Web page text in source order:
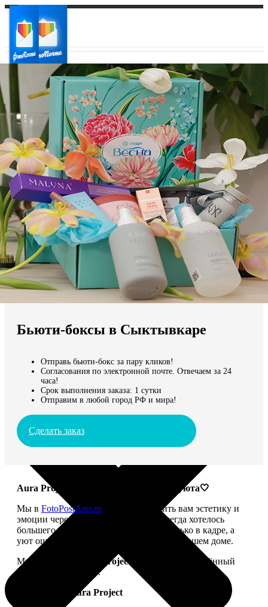
Ваш город:
Ваш регион доставки
Выберите из списка:
Мы доставляем по всему миру
Бьюти-боксы в Сыктывкаре
Отправь бьюти-бокс за пару кликов!
Согласования по электронной почте. Отвечаем за 24
часа!
Срок выполнения заказа: 1 сутки
Отправим в любой город РФ и мира!
Сделать заказ
Aura Project: твой ритуал красоты и уюта🤍
Мы в FotoPostApp.ru привыкли дарить вам эстетику и
эмоции через фотографии. Но нам всегда хотелось
большего — чтобы красота жила не только в кадре, а
уют ощущался не только в ленте, но и в вашем доме.
Мы запускаем
Aura Project
— проект, посвящённый
осознанной красоте.
Философия Aura Project